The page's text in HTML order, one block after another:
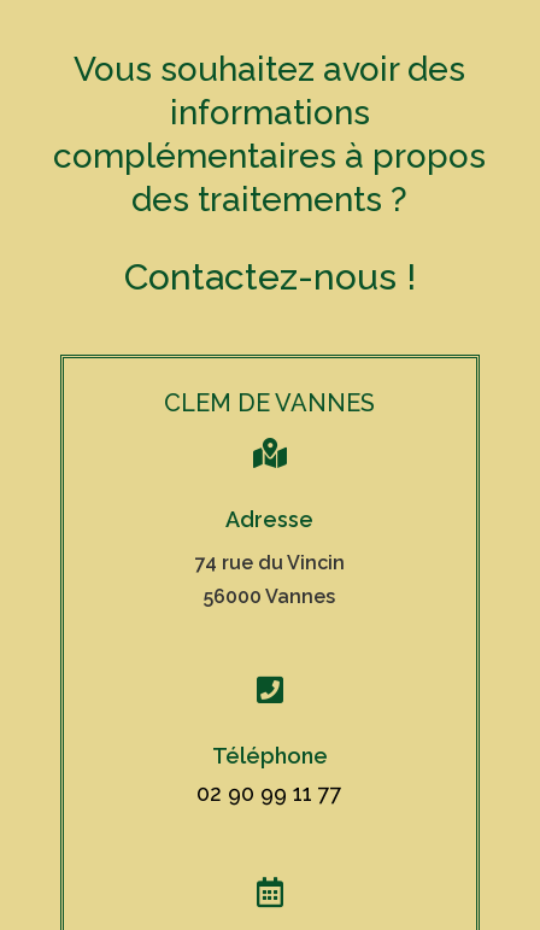
Vous souhaitez avoir des
informations
complémentaires à propos
des traitements ?
Contactez-nous !
CLEM DE VANNES

Adresse
74 rue du Vincin
56000 Vannes

Téléphone
02 90 99 11 77
